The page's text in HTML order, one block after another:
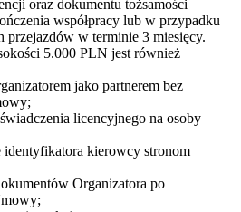
oraz dokumentu tożsamości
współpracy lub w przypadku
przejazdów w terminie 3 miesięcy.
5.000 PLN jest również
jako partnerem bez
licencyjnego na osoby
identyfikatora kierowcy stronom
Organizatora po